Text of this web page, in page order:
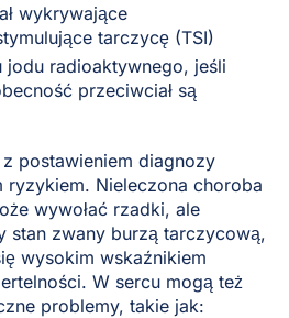
wykrywające
tarczycę (TSI)
jodu radioaktywnego, jeśli
przeciwciał są
postawieniem diagnozy
ryzykiem. Nieleczona choroba
wywołać rzadki, ale
stan zwany burzą tarczycową,
wysokim wskaźnikiem
W sercu mogą też
problemy, takie jak: